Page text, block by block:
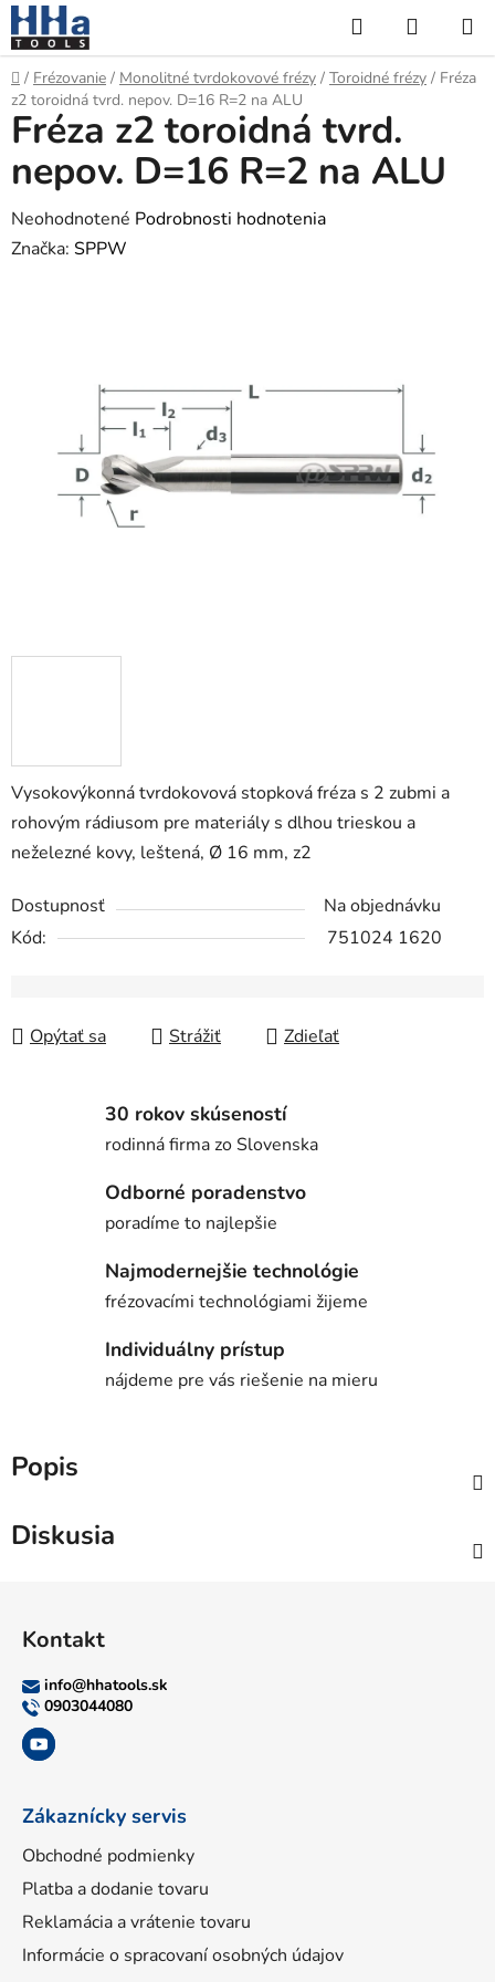
Prejsť
na
obsah
Hľadať
KOŠÍK
Domov
/ Frézovanie / Monolitné tvrdokovové frézy / Toroidné frézy / Fréza
z2 toroidná tvrd. nepov. D=16 R=2 na ALU
Vysokovýkonná tvrdokovová stopková fréza s 2 zubmi a
rohovým rádiusom pre materiály s dlhou trieskou a
neželezné kovy, leštená, Ø 16 mm, z2
Dostupnosť
Na objednávku
Kód:
751024 1620
Opýtať sa Strážiť Zdieľať
Fréza z2 toroidná tvrd.
nepov. D=16 R=2 na ALU
Priemerné
hodnotenie
Neohodnotené Podrobnosti hodnotenia
Značka: SPPW
30 rokov skúseností
rodinná firma zo Slovenska
Odborné poradenstvo
poradíme to najlepšie
Najmodernejšie technológie
frézovacími technológiami žijeme
Individuálny prístup
nájdeme pre vás riešenie na mieru
Popis
Diskusia
Kontakt
info@hhatools.sk
0903044080
Zákaznícky servis
Obchodné podmienky
Platba a dodanie tovaru
Reklamácia a vrátenie tovaru
Informácie o spracovaní osobných údajov